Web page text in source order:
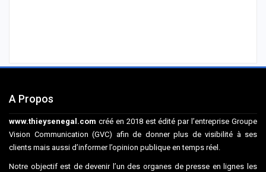
A Propos
www.thieysenegal.com créé en 2018 est édité par l’entreprise Groupe
Vision Communication (GVC) afin de donner plus de visibilité à ses
clients mais aussi d’informer l’opinion publique en temps réel.
Notre objectif est de devenir l’un des organes de presse en lignes les